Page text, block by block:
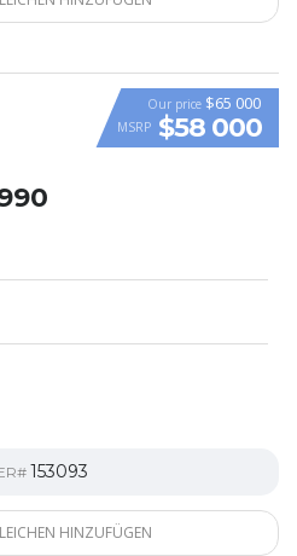
VIDEO
Our price $65 000
MSRP $58 000
153093
HINZUFÜGEN